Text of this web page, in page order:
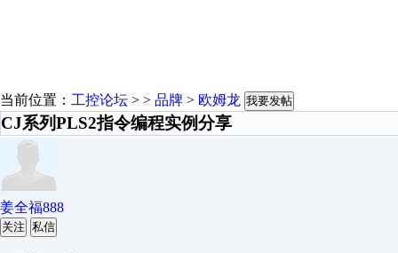
当前位置： 工控论坛 > > 品牌 > 欧姆龙 我要发帖
CJ系列PLS2指令编程实例分享
姜全福888
关注 私信